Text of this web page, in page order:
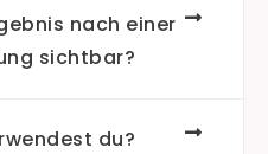
nach einer
sichtbar?
du?